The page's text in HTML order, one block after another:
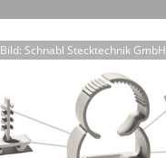
Bild: Schnabl Stecktechnik GmbH